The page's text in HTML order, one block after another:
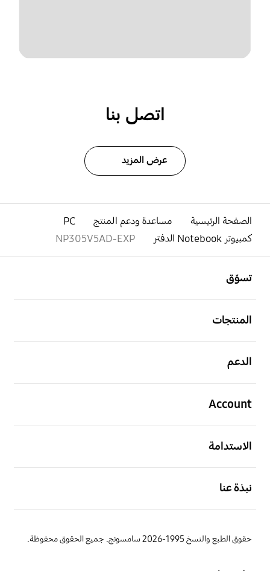
اتصل بنا
عرض المزيد
الصفحة الرئيسية مساعدة ودعم المنتج
PC
كمبيوتر Notebook الدفتر
NP305V5AD-EXP
تسوّق
المنتجات
الدعم
Account
الاستدامة
نبذة عنا
حقوق الطبع والنسخ 1995-2026 سامسونج. جميع الحقوق محفوظة.